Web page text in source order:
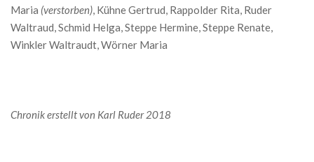
Maria (verstorben), Kühne Gertrud, Rappolder Rita, Ruder
Waltraud, Schmid Helga, Steppe Hermine, Steppe Renate,
Winkler Waltraudt, Wörner Maria
Chronik erstellt von Karl Ruder 2018